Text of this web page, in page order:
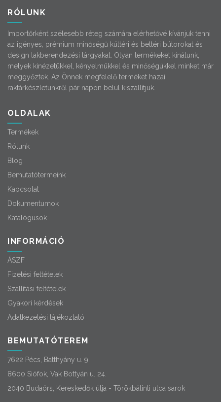
RÓLUNK
Importőrként szélesebb réteg számára elérhetővé kívánjuk tenni
az igényes, prémium minőségű kültéri és beltéri bútorokat és
design lakberendezési tárgyakat. Olyan termékeket kínálunk,
melyek kinézetükkel, kényelmükkel és minőségükkel minket már
meggyőztek. Az Önnek megfelelő terméket hazai
raktárkészletünkről pár napon belül kiszállítjuk.
OLDALAK
Termékek
Rólunk
Blog
Bemutatótermeink
Kapcsolat
Dokumentumok
Katalógusok
INFORMÁCIÓ
ÁSZF
Fizetési feltételek
Szállítási feltételek
Gyakori kérdések
Adatkezelési tájékoztató
BEMUTATÓTEREM
7622 Pécs, Batthyány u. 9.
8600 Siófok, Vak Bottyán u. 24.
2040 Budaörs, Kereskedők útja - Törökbálinti utca sarok